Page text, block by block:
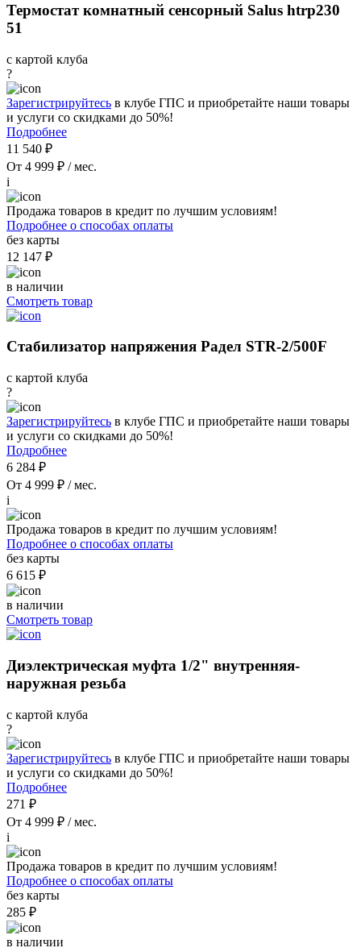
Термостат комнатный сенсорный Salus htrp230
51
с картой клуба
?
Зарегистрируйтесь в клубе ГПС и приобретайте наши товары
и услуги со скидками до 50%!
Подробнее
11 540 ₽
От 4 999 ₽ / мес.
i
Продажа товаров в кредит по лучшим условиям!
Подробнее о способах оплаты
без карты
12 147 ₽
в наличии
Смотреть товар
Стабилизатор напряжения Радел STR-2/500F
с картой клуба
?
Зарегистрируйтесь в клубе ГПС и приобретайте наши товары
и услуги со скидками до 50%!
Подробнее
6 284 ₽
От 4 999 ₽ / мес.
i
Продажа товаров в кредит по лучшим условиям!
Подробнее о способах оплаты
без карты
6 615 ₽
в наличии
Смотреть товар
Диэлектрическая муфта 1/2" внутренняя-
наружная резьба
с картой клуба
?
Зарегистрируйтесь в клубе ГПС и приобретайте наши товары
и услуги со скидками до 50%!
Подробнее
271 ₽
От 4 999 ₽ / мес.
i
Продажа товаров в кредит по лучшим условиям!
Подробнее о способах оплаты
без карты
285 ₽
в наличии